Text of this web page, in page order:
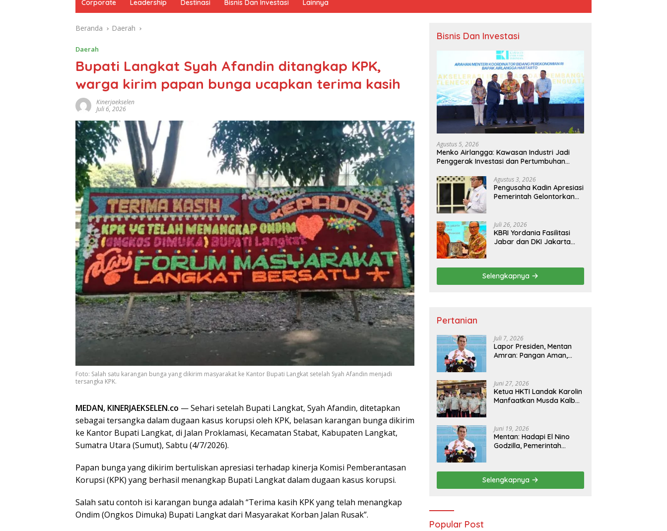
Corporate Leadership Destinasi Bisnis Dan Investasi Lainnya
Beranda Daerah
Daerah
Bupati Langkat Syah Afandin ditangkap KPK,
warga kirim papan bunga ucapkan terima kasih
Kinerjaekselen
Juli 6, 2026
Foto: Salah satu karangan bunga yang dikirim masyarakat ke Kantor Bupati Langkat setelah Syah Afandin menjadi
tersangka KPK.
MEDAN, KINERJAEKSELEN.co — Sehari setelah Bupati Langkat, Syah Afandin, ditetapkan
sebagai tersangka dalam dugaan kasus korupsi oleh KPK, belasan karangan bunga dikirim
ke Kantor Bupati Langkat, di Jalan Proklamasi, Kecamatan Stabat, Kabupaten Langkat,
Sumatra Utara (Sumut), Sabtu (4/7/2026).
Papan bunga yang dikirim bertuliskan apresiasi terhadap kinerja Komisi Pemberantasan
Korupsi (KPK) yang berhasil menangkap Bupati Langkat dalam dugaan kasus korupsi.
Salah satu contoh isi karangan bunga adalah “Terima kasih KPK yang telah menangkap
Ondim (Ongkos Dimuka) Bupati Langkat dari Masyarakat Korban Jalan Rusak”.
Bisnis Dan Investasi
Agustus 5, 2026
Menko Airlangga: Kawasan Industri Jadi
Penggerak Investasi dan Pertumbuhan
Agustus 3, 2026
Pengusaha Kadin Apresiasi
Pemerintah Gelontorkan
Juli 26, 2026
KBRI Yordania Fasilitasi
Jabar dan DKI Jakarta
Internasional
Selengkapnya
Pertanian
Juli 7, 2026
Lapor Presiden, Mentan
Amran: Pangan Aman,
Juni 27, 2026
Ketua HKTI Landak Karolin
Manfaatkan Musda Kalbar
Juni 19, 2026
Mentan: Hadapi El Nino
Godzilla, Pemerintah
Infrastruktur Pertanian
Nasional
Selengkapnya
Popular Post